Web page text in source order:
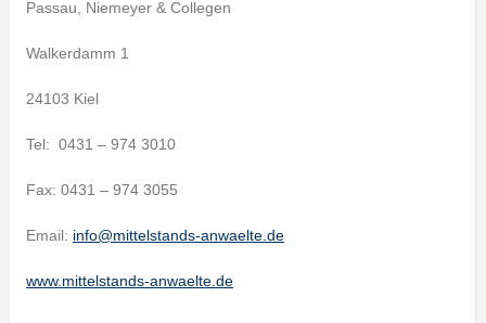
Passau, Niemeyer & Collegen
Walkerdamm 1
24103 Kiel
Tel: 0431 – 974 3010
Fax: 0431 – 974 3055
Email: info@mittelstands-anwaelte.de
www.mittelstands-anwaelte.de